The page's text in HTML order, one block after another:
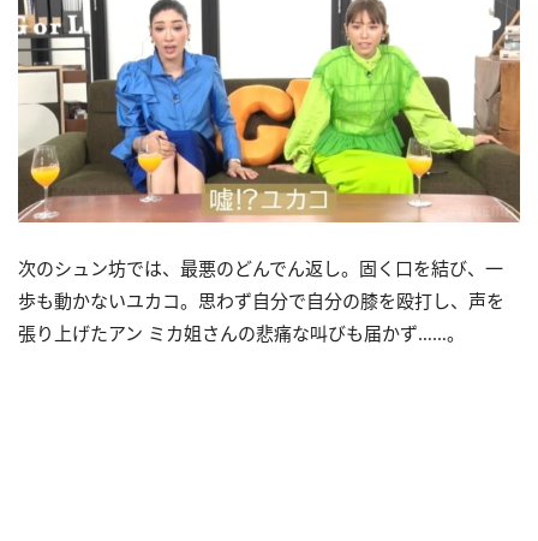
次のシュン坊では、最悪のどんでん返し。固く口を結び、一
歩も動かないユカコ。思わず自分で自分の膝を殴打し、声を
張り上げたアン ミカ姐さんの悲痛な叫びも届かず……。